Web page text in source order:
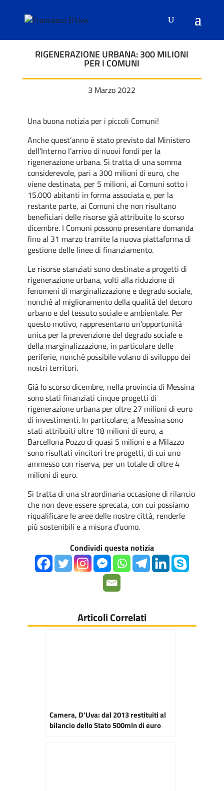
RIGENERAZIONE URBANA: 300 MILIONI
PER I COMUNI
3 Marzo 2022
Una buona notizia per i piccoli Comuni!
Anche quest’anno è stato previsto dal Ministero
dell’Interno l’arrivo di nuovi fondi per la
rigenerazione urbana. Si tratta di una somma
considerevole, pari a 300 milioni di euro, che
viene destinata, per 5 milioni, ai Comuni sotto i
15.000 abitanti in forma associata e, per la
restante parte, ai Comuni che non risultano
beneficiari delle risorse già attribuite lo scorso
dicembre. I Comuni possono presentare domanda
fino al 31 marzo tramite la nuova piattaforma di
gestione delle linee di finanziamento.
Le risorse stanziati sono destinate a progetti di
rigenerazione urbana, volti alla riduzione di
fenomeni di marginalizzazione e degrado sociale,
nonché al miglioramento della qualità del decoro
urbano e del tessuto sociale e ambientale. Per
questo motivo, rappresentano un’opportunità
unica per la prevenzione del degrado sociale e
della marginalizzazione, in particolare delle
periferie, nonché possibile volano di sviluppo dei
nostri territori.
Già lo scorso dicembre, nella provincia di Messina
sono stati finanziati cinque progetti di
rigenerazione urbana per oltre 27 milioni di euro
di investimenti. In particolare, a Messina sono
stati attribuiti oltre 18 milioni di euro, a
Barcellona Pozzo di quasi 5 milioni e a Milazzo
sono risultati vincitori tre progetti, di cui uno
ammesso con riserva, per un totale di oltre 4
milioni di euro.
Si tratta di una straordinaria occasione di rilancio
che non deve essere sprecata, con cui possiamo
riqualificare le aree delle nostre città, renderle
più sostenibili e a misura d’uomo.
Condividi questa notizia
Articoli Correlati
Camera, D’Uva: dal 2013 restituiti al
bilancio dello Stato 500mln di euro